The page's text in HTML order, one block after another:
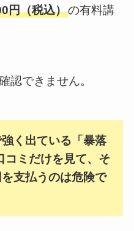
円（税込）の有料講
認できません。
く出ている「暴落
コミだけを見て、そ
支払うのは危険で